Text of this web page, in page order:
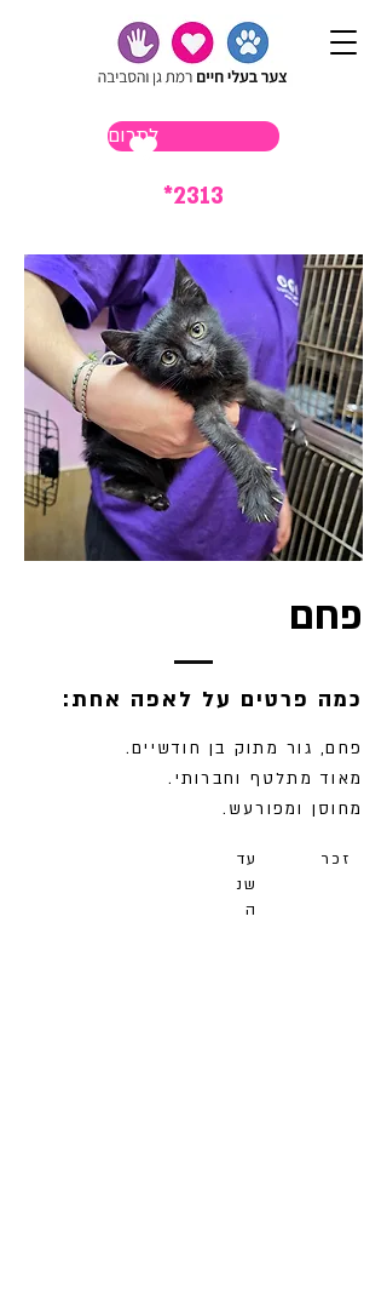
לתרום
*2313
פחם
:כמה פרטים על לאפה אחת
פחם, גור מתוק בן חודשיים.
מאוד מתלטף וחברותי.
מחוסן ומפורעש.
עד
שנ
ה
זכר